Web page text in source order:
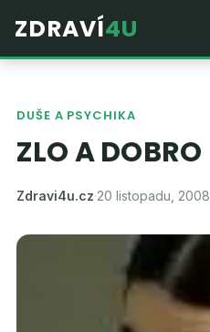
ZDRAVÍ4U
DUŠE A PSYCHIKA
ZLO A DOBRO
Zdravi4u.cz·20 listopadu, 2008